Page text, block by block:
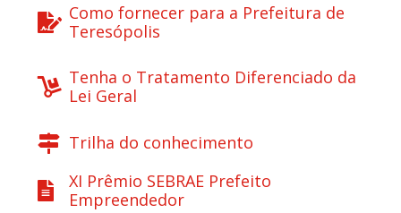
Como fornecer para a Prefeitura de
Teresópolis
Tenha o Tratamento Diferenciado da
Lei Geral
Trilha do conhecimento
XI Prêmio SEBRAE Prefeito
Empreendedor